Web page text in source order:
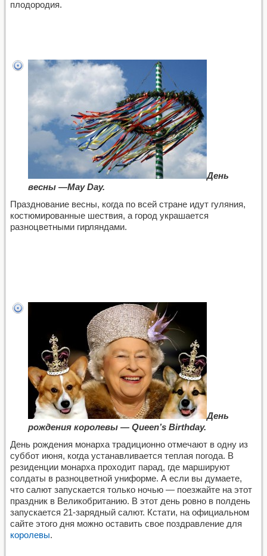
плодородия.
День
весны —May Day.
Празднование весны, когда по всей стране идут гуляния,
костюмированные шествия, а город украшается
разноцветными гирляндами.
День
рождения королевы — Queen’s Birthday.
День рождения монарха традиционно отмечают в одну из
суббот июня, когда устанавливается теплая погода. В
резиденции монарха проходит парад, где маршируют
солдаты в разноцветной униформе. А если вы думаете,
что салют запускается только ночью — поезжайте на этот
праздник в Великобританию. В этот день ровно в полдень
запускается 21-зарядный салют. Кстати, на официальном
сайте этого дня можно оставить свое поздравление для
королевы.